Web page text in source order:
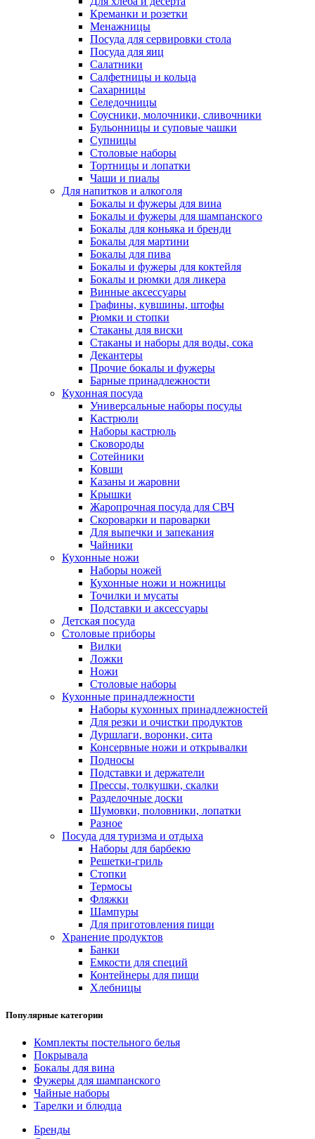
Креманки и розетки
Менажницы
Посуда для сервировки стола
Посуда для яиц
Салатники
Салфетницы и кольца
Сахарницы
Селедочницы
Соусники, молочники, сливочники
Бульонницы и суповые чашки
Супницы
Столовые наборы
Тортницы и лопатки
Чаши и пиалы
Для напитков и алкоголя
Бокалы и фужеры для вина
Бокалы и фужеры для шампанского
Бокалы для коньяка и бренди
Бокалы для мартини
Бокалы для пива
Бокалы и фужеры для коктейля
Бокалы и рюмки для ликера
Винные аксессуары
Графины, кувшины, штофы
Рюмки и стопки
Стаканы для виски
Стаканы и наборы для воды, сока
Декантеры
Прочие бокалы и фужеры
Барные принадлежности
Кухонная посуда
Универсальные наборы посуды
Кастрюли
Наборы кастрюль
Сковороды
Сотейники
Ковши
Казаны и жаровни
Крышки
Жаропрочная посуда для СВЧ
Скороварки и пароварки
Для выпечки и запекания
Чайники
Кухонные ножи
Наборы ножей
Кухонные ножи и ножницы
Точилки и мусаты
Подставки и аксессуары
Детская посуда
Столовые приборы
Вилки
Ложки
Ножи
Столовые наборы
Кухонные принадлежности
Наборы кухонных принадлежностей
Для резки и очистки продуктов
Дуршлаги, воронки, сита
Консервные ножи и открывалки
Подносы
Подставки и держатели
Прессы, толкушки, скалки
Разделочные доски
Шумовки, половники, лопатки
Разное
Посуда для туризма и отдыха
Наборы для барбекю
Решетки-гриль
Стопки
Термосы
Фляжки
Шампуры
Для приготовления пищи
Хранение продуктов
Банки
Емкости для специй
Контейнеры для пищи
Хлебницы
Популярные категории
Комплекты постельного белья
Покрывала
Бокалы для вина
Фужеры для шампанского
Чайные наборы
Тарелки и блюдца
Бренды